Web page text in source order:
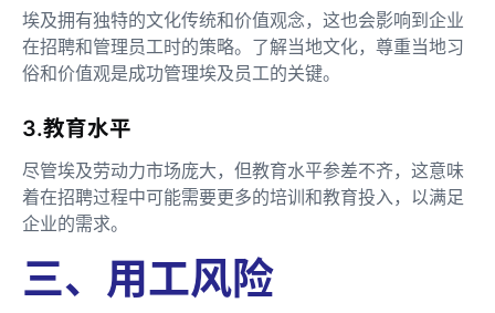
埃及拥有独特的文化传统和价值观念，这也会影响到企业
在招聘和管理员工时的策略。了解当地文化，尊重当地习
俗和价值观是成功管理埃及员工的关键。
3.教育水平
尽管埃及劳动力市场庞大，但教育水平参差不齐，这意味
着在招聘过程中可能需要更多的培训和教育投入，以满足
企业的需求。
三、用工风险